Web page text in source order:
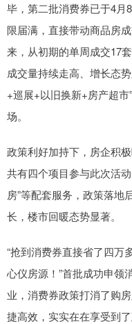
毕，第二批消费券已于4月
限届满，直接带动商品房
来，从初期的单周成交17
成交量持续走高、增长态
+巡展+以旧换新+房产超
场。
政策利好加持下，房企积
共有四个项目参与此次活
房”等配套服务，政策落地
长，楼市回暖态势显著。
“抢到消费券直接省了四万
心仪房源！”首批成功申领
业，消费券政策打消了购
捷高效，实实在在享受到